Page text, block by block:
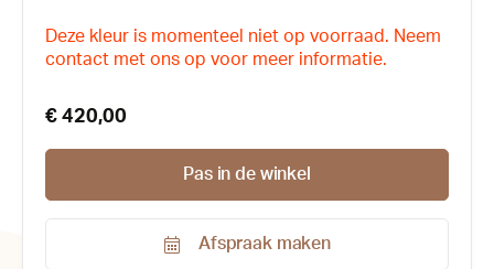
Deze kleur is momenteel niet op voorraad. Neem
contact met ons op voor meer informatie.
€ 420,00
Pas in de winkel
Afspraak maken